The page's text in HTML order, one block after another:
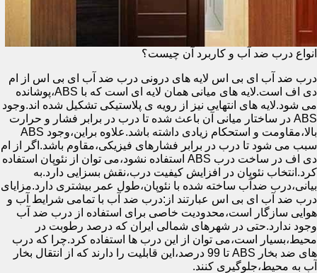
انواع درب ضد آب و کاربرد آن چیست؟
درب ضد آب ای بی اس لایه های درونی درب ضد آب ای بی اس از ام
دی اف است.لایه های میانی همان لایه ای است که با ABS،پوشانده
می شود.لایه های انتهایی نیز از رویه ی پلاستیکی تشکیل شده اند.وجود
ABS در ساختار میانی آن باعث شده تا درب در برابر فشار و حرارت
بالا،مقاومت و استحکام زیادی داشته باشد.علاوه براین،وجود ABS
سبب می شود تا درب در برابر فشارهای فیزیکی،مقاوم باشد.اگر از ام
دی اف در ساخت درب ABS استفاده نشود،می توان از نئوپان استفاده
کرد.انتخاب نئوپان در افزایش کیفیت درب،نقش بسزایی دارد.به
بیانی،درب ضدآب ساخته شده با نئوپان،طول عمر بیشتری دارد.مزایای
درب ضد آب ای بی اس عبارتند از:درب ضد آب با تمامی شرایط آب و
هوایی سازگار است،محدودیت خاصی برای استفاده از درب ضد آب
وجود ندارد.حتی در شهرهای شمالی ایران که درصد رطوبت در
محیط،بسیار است،می توان از این درب ها استفاده کرد.چرا که درب
های ضد بخار ABS تا 99 درصد،این قابلیت را دارند که از انتقال بخار
آب به محیط،جلوگیری کنند.